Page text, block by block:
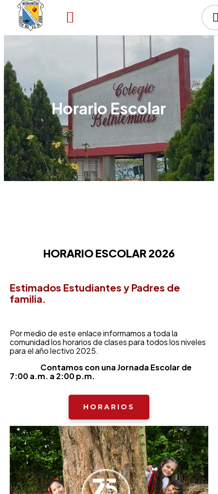
Horario Escolar
HORARIO ESCOLAR 2026
Estimados Estudiantes y Padres de
familia.
Por medio de este enlace informamos a toda la
comunidad los horarios de clases para todos los niveles
para el año lectivo 2025.
Contamos con una Jornada Escolar de
7:00 a.m. a 2:00 p.m.
HORARIOS